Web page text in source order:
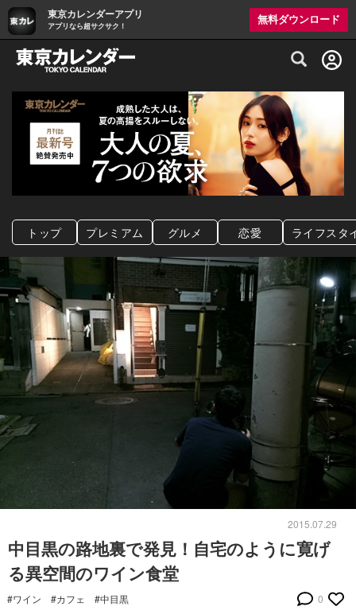
東京カレンダーアプリ
アプリなら超サクサク！
無料ダウンロード
グルメ情報・プレミアムレストラン予約
トップ プレミアム グルメ 恋愛 ライフスタ
2015.07.29
中目黒の路地裏で発見！自宅のように寛げ
る異空間のワイン食堂
#ワイン #カフェ #中目黒 0